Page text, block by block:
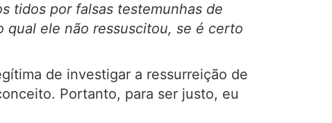
tidos por falsas testemunhas de
qual ele não ressuscitou, se é certo
de investigar a ressurreição de
Portanto, para ser justo, eu